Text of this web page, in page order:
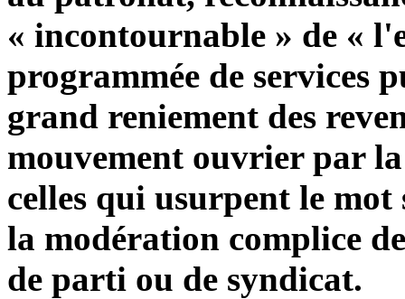
« incontournable » de «
programmée de services
grand reniement des
mouvement ouvrier par
celles qui usurpent le mot
la modération complice
de parti ou de syndicat.